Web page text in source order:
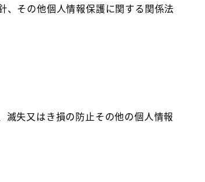
、その他個人情報保護に関する関係法
失又はき損の防止その他の個人情報